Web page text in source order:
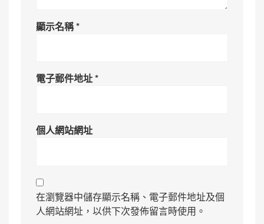
顯示名稱*
電子郵件地址*
個人網站網址
在瀏覽器中儲存顯示名稱、電子郵件地址及個
人網站網址，以供下次發佈留言時使用。